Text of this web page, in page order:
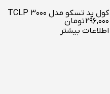
کول پد تسکو مدل TCLP 3000
۲۹۶,۰۰۰تومان
اطلاعات بیشتر